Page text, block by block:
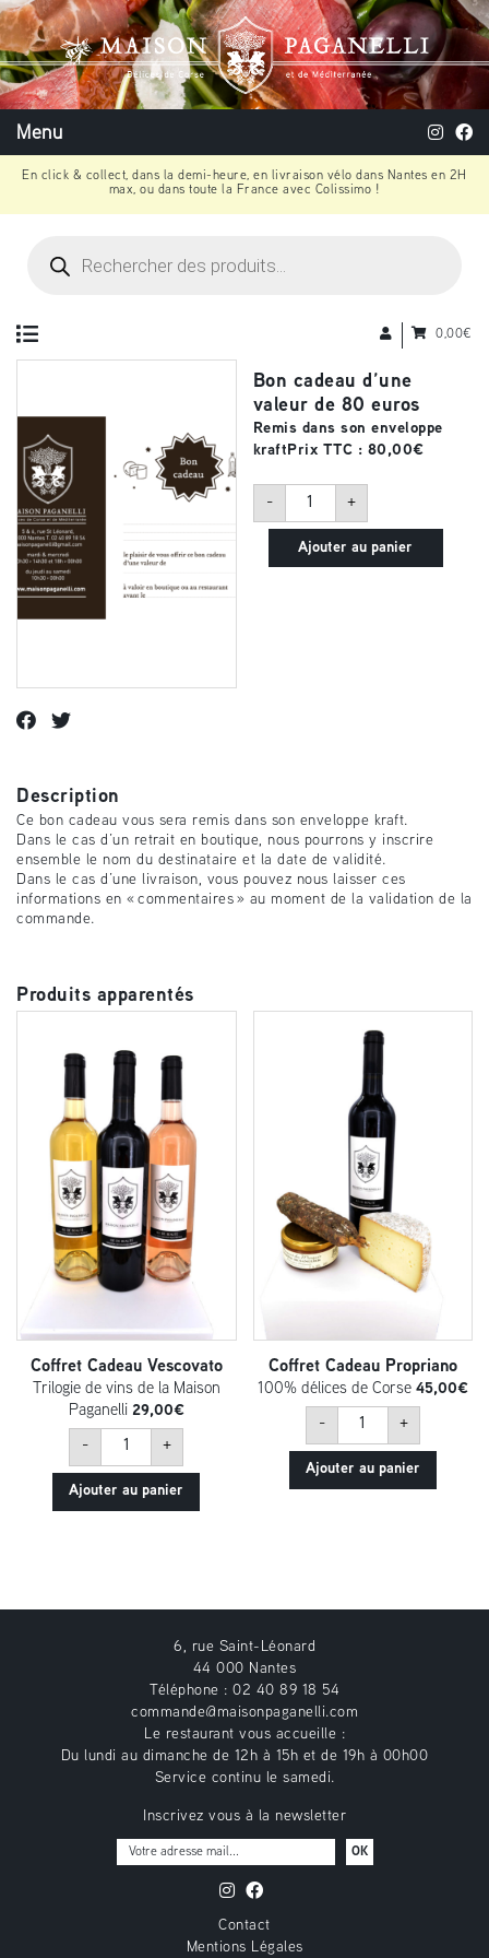
Menu
En click & collect, dans la demi-heure, en livraison vélo dans Nantes en 2H
max, ou dans toute la France avec Colissimo !
produits
0,00€
Bon cadeau d’une
valeur de 80 euros
Remis dans son enveloppe
kraft Prix TTC : 80,00€
-
Bon
d'une
valeur
+
Ajouter au panier
Description
Ce bon cadeau vous sera remis dans son enveloppe kraft.
Dans le cas d’un retrait en boutique, nous pourrons y inscrire
ensemble le nom du destinataire et la date de validité.
Dans le cas d’une livraison, vous pouvez nous laisser ces
informations en « commentaires » au moment de la validation de la
commande.
Produits apparentés
Coffret Cadeau Vescovato
Trilogie de vins de la Maison
Paganelli 29,00€
-
Coffret
Vescovato
+
Ajouter au panier
Coffret Cadeau Propriano
100% délices de Corse 45,00€
-
Coffret
Propriano
+
Ajouter au panier
6, rue Saint-Léonard
44 000 Nantes
Téléphone : 02 40 89 18 54
commande@maisonpaganelli.com
Le restaurant vous accueille :
Du lundi au dimanche de 12h à 15h et de 19h à 00h00
Service continu le samedi.
Inscrivez vous à la newsletter
OK
Contact
Mentions Légales